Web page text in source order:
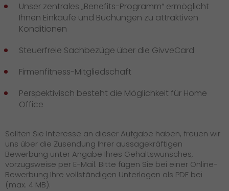
Unser zentrales „Benefits-Programm“ ermöglicht
Ihnen Einkäufe und Buchungen zu attraktiven
Konditionen
Steuerfreie Sachbezüge über die GivveCard
Firmenfitness-Mitgliedschaft
Perspektivisch besteht die Möglichkeit für Home
Office
Sollten Sie Interesse an dieser Aufgabe haben, freuen wir
uns über die Zusendung Ihrer aussagekräftigen
Bewerbung unter Angabe Ihres Gehaltswunsches,
vorzugsweise per E-Mail. Bitte fügen Sie bei einer Online-
Bewerbung Ihre vollständigen Unterlagen als PDF bei
(max. 4 MB).